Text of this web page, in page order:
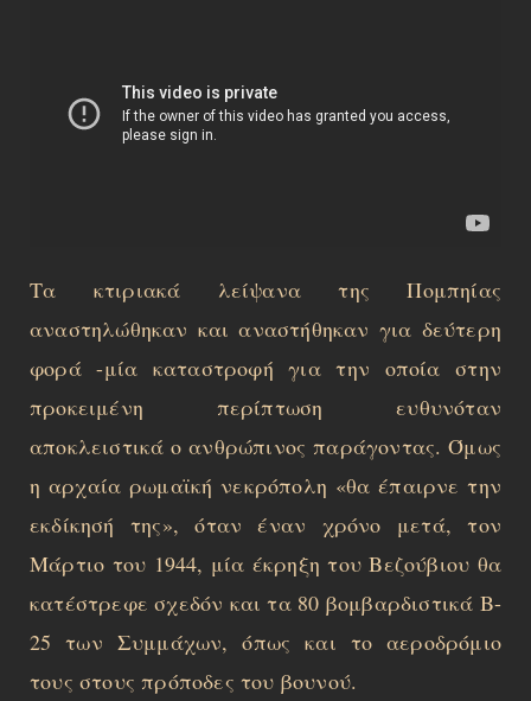
Τα κτιριακά λείψανα της Πομπηίας
αναστηλώθηκαν και αναστήθηκαν για δεύτερη
φορά -μία καταστροφή για την οποία στην
προκειμένη περίπτωση ευθυνόταν
αποκλειστικά ο ανθρώπινος παράγοντας. Όμως
η αρχαία ρωμαϊκή νεκρόπολη «θα έπαιρνε την
εκδίκησή της», όταν έναν χρόνο μετά, τον
Μάρτιο του 1944, μία έκρηξη του Βεζούβιου θα
κατέστρεφε σχεδόν και τα 80 βομβαρδιστικά B-
25 των Συμμάχων, όπως και το αεροδρόμιο
τους στους πρόποδες του βουνού.